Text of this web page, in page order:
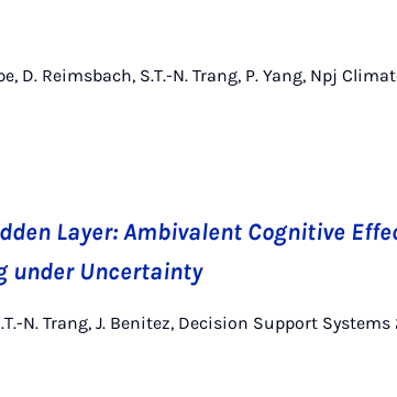
D. Reimsbach, S.T.-N. Trang, P. Yang, Npj
Layer: Ambivalent Cognitive
under Uncertainty
N. Trang, J. Benitez, Decision Support Systems